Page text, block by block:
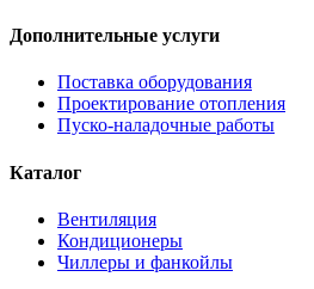
Дополнительные услуги
Поставка оборудования
Проектирование отопления
Пуско-наладочные работы
Каталог
Вентиляция
Кондиционеры
Чиллеры и фанкойлы